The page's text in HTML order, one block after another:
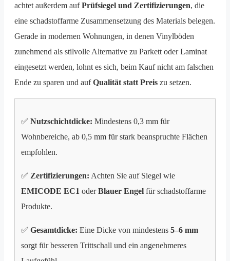
achtet außerdem aufPrüfsiegel und Zertifizierungen, die
eine schadstoffarme Zusammensetzung des Materials belegen.
Gerade in modernen Wohnungen, in denen Vinylböden
zunehmend als stilvolle Alternative zu Parkett oder Laminat
eingesetzt werden, lohnt es sich, beim Kauf nicht am falschen
Ende zu sparen und aufQualität statt Preis zu setzen.
✅ Nutzschichtdicke: Mindestens 0,3 mm für
Wohnbereiche, ab 0,5 mm für stark beanspruchte Flächen
empfohlen.
✅ Zertifizierungen: Achten Sie auf Siegel wie
EMICODE EC1 oderBlauer Engel für schadstoffarme
Produkte.
✅ Gesamtdicke: Eine Dicke von mindestens 5–6 mm
sorgt für besseren Trittschall und ein angenehmeres